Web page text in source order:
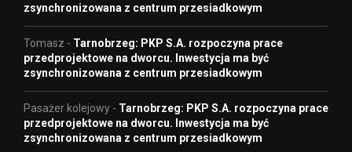
zsynchronizowana z centrum przesiadkowym
Tomasz - Tarnobrzeg: PKP S.A. rozpoczyna prace
przedprojektowe na dworcu. Inwestycja ma być
zsynchronizowana z centrum przesiadkowym
Pasażer kolejowy - Tarnobrzeg: PKP S.A. rozpoczyna prace
przedprojektowe na dworcu. Inwestycja ma być
zsynchronizowana z centrum przesiadkowym